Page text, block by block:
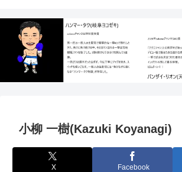
小柳 一樹(Kazuki Koyanagi)
X Facebook